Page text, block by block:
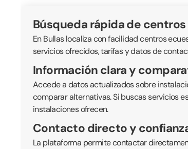
Búsqueda rápida de
En Bullas localiza con facilidad centros
servicios ofrecidos, tarifas y datos de
Información clara y
Accede a datos actualizados sobre
comparar alternativas. Si buscas servicios
instalaciones ofrecen.
Contacto directo y
La plataforma permite contactar